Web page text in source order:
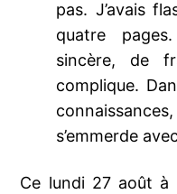
pas. J’avais
quatre
sincère, de
complique.
s’emmerde
Ce lundi 27 août à